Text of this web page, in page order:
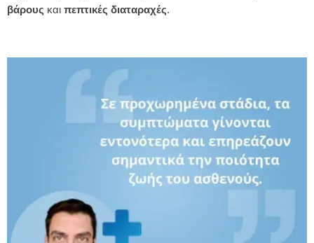
βάρους και πεπτικές διαταραχές.